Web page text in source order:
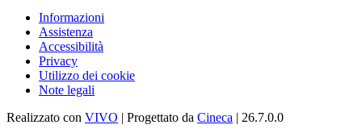
Informazioni
Assistenza
Accessibilità
Privacy
Utilizzo dei cookie
Note legali
Realizzato con VIVO | Progettato da Cineca | 26.7.0.0